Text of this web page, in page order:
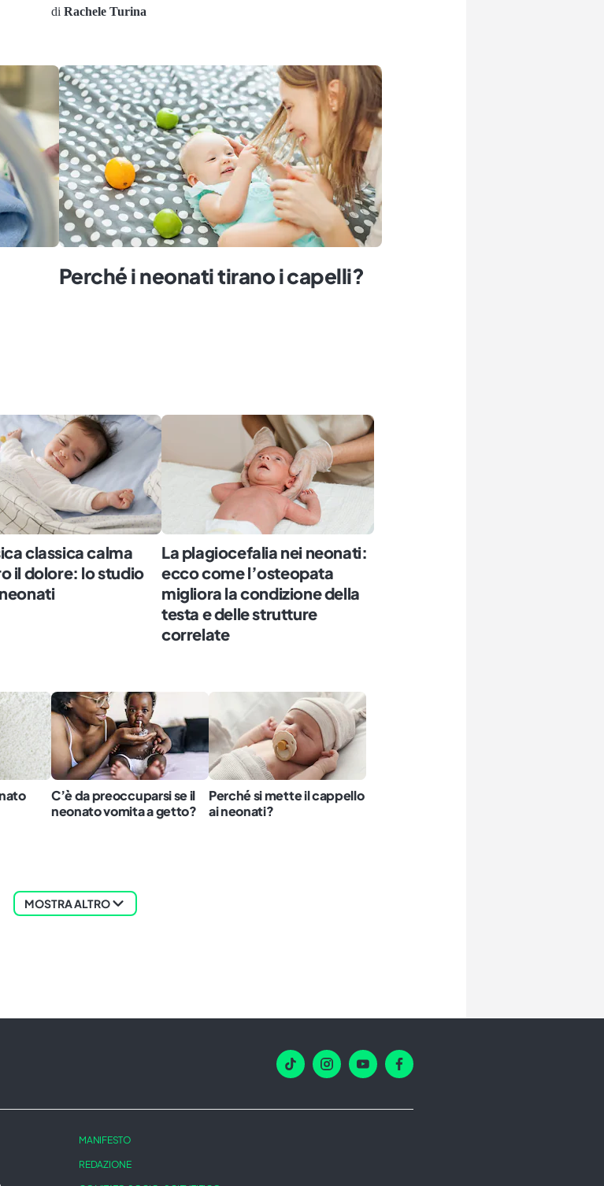
di Rachele Turina
Perché i neonati tirano i capelli?
classica calma
il dolore: lo studio
La plagiocefalia nei neonati:
ecco come l’osteopata
migliora la condizione della
testa e delle strutture
correlate
C’è da preoccuparsi se il
neonato vomita a getto?
Perché si mette il cappello
ai neonati?
MOSTRA ALTRO
MANIFESTO
REDAZIONE